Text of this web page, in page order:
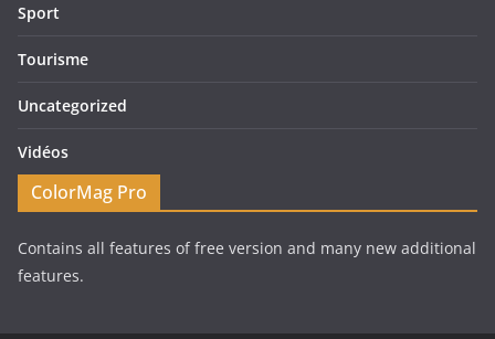
Sport
Tourisme
Uncategorized
Vidéos
ColorMag Pro
Contains all features of free version and many new additional
features.